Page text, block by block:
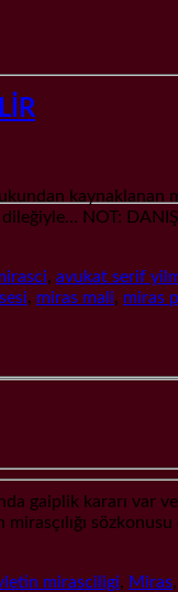
dileğiyle… NOT:
, avukat serif
, miras mali, miras
gaiplik kararı var
sözkonusu
mirasciligi, Miras,